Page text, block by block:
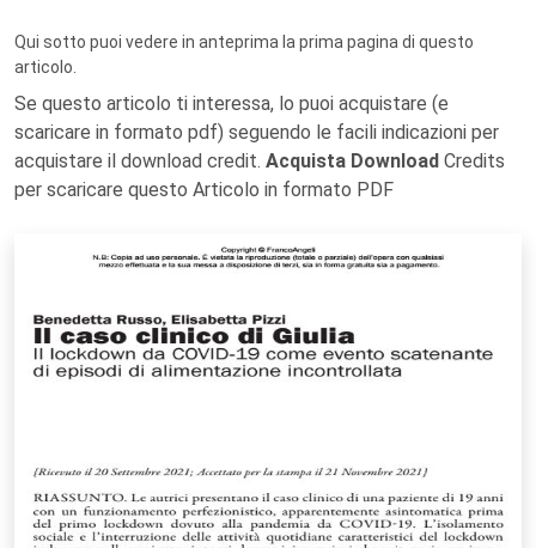
Qui sotto puoi vedere in anteprima la prima pagina di questo
articolo.
Se questo articolo ti interessa, lo puoi acquistare (e
scaricare in formato pdf) seguendo le facili indicazioni per
acquistare il download credit. Acquista Download Credits
per scaricare questo Articolo in formato PDF